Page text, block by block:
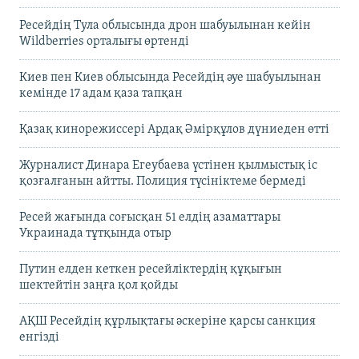
Ресейдің Тула облысында дрон шабуылынан кейін
Wildberries орталығы өртенді
Киев пен Киев облысында Ресейдің әуе шабуылынан
кемінде 17 адам қаза тапқан
Қазақ кинорежиссері Ардақ Әмірқұлов дүниеден өтті
Журналист Динара Егеубаева үстінен қылмыстық іс
қозғалғанын айтты. Полиция түсініктеме бермеді
Ресей жағында соғысқан 51 елдің азаматтары
Украинада тұтқында отыр
Путин елден кеткен ресейліктердің құқығын
шектейтін заңға қол қойды
АҚШ Ресейдің құрлықтағы әскеріне қарсы санкция
енгізді